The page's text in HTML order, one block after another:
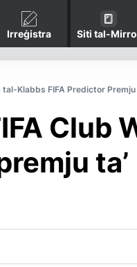
Irreġistra Siti tal-
Klabbs FIFA Predictor
Club
ta’